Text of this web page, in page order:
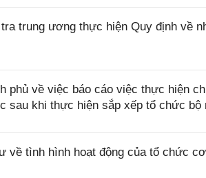
trung ương thực hiện Quy định về
phủ về việc báo cáo việc thực hiện
sau khi thực hiện sắp xếp tổ chức bộ
về tình hình hoạt động của tổ chức